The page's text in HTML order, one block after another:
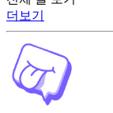
더보기